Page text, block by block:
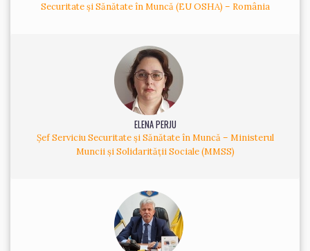
Securitate și Sănătate în Muncă (EU OSHA) – România
ELENA PERJU
Șef Serviciu Securitate și Sănătate în Muncă – Ministerul
Muncii și Solidarității Sociale (MMSS)